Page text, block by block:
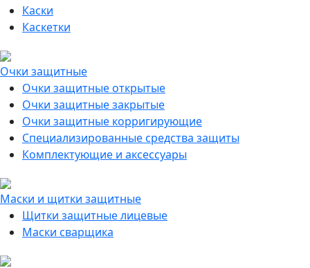
Каски
Каскетки
Очки защитные
Очки защитные открытые
Очки защитные закрытые
Очки защитные корригирующие
Специализированные средства защиты
Комплектующие и аксессуары
Маски и щитки защитные
Щитки защитные лицевые
Маски сварщика